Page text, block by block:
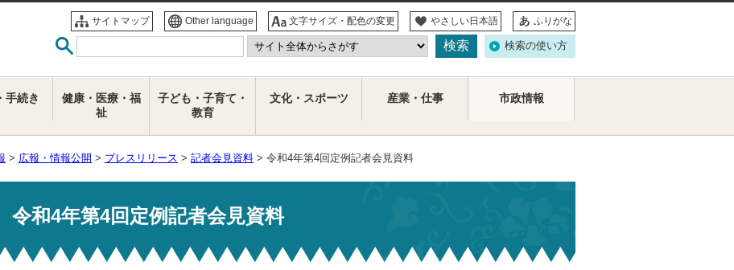
サイトマップ Other language 文字サイズ・配色の変更 やさしい日本語 ふりがな
検索の使い方
手続き
健康・医療・福
祉
子ども・子育て・
教育
文化・スポーツ 産業・仕事 市政情報
> 広報・情報公開 > プレスリリース > 記者会見資料 > 令和4年第4回定例記者会見資料
令和4年第4回定例記者会見資料